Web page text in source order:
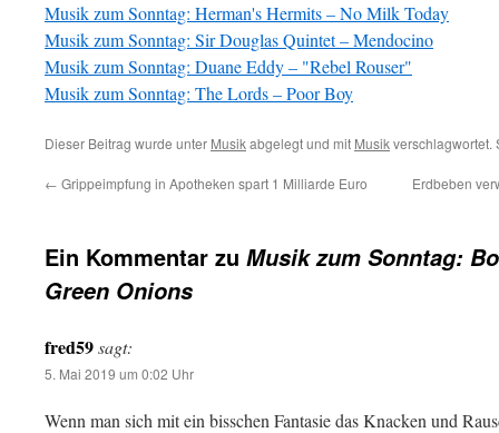
Musik zum Sonntag: Herman's Hermits – No Milk Today
Musik zum Sonntag: Sir Douglas Quintet – Mendocino
Musik zum Sonntag: Duane Eddy – "Rebel Rouser"
Musik zum Sonntag: The Lords – Poor Boy
Dieser Beitrag wurde unter Musikabgelegt und mit Musikverschlagwortet.
← Grippeimpfung in Apotheken spart 1 Milliarde Euro Erdbeben
Ein Kommentar zu Musik zum Sonntag:
Green Onions
fred59sagt:
5. Mai 2019 um 0:02 Uhr
Wenn man sich mit ein bisschen Fantasie das Knacken und